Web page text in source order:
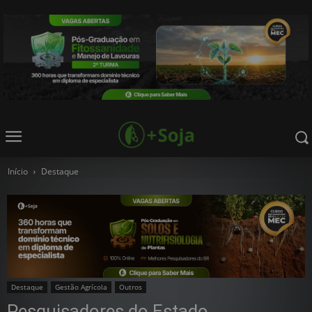
Início Destaque
Destaque Gestão Agrícola Outros